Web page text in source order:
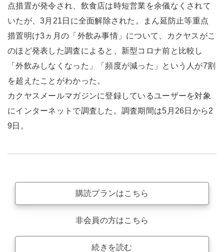
点措置が発令され、飲食店は時短営業を余儀なくされて
いたが、3月21日に全面解除された。まん延防止等重点
措置明け3ヵ月の「外飲み事情」について、カクヤスがこ
のほど発表した調査によると、新型コロナ前と比較し
「外飲みしなくなった」「頻度が減った」という人が7割
を超えたことがわかった。
カクヤスメールマガジンに登録しているユーザーを対象
にインターネットで調査した。調査期間は5月26日から2
9日。
購読プランはこちら
非会員の方はこちら
続きを読む